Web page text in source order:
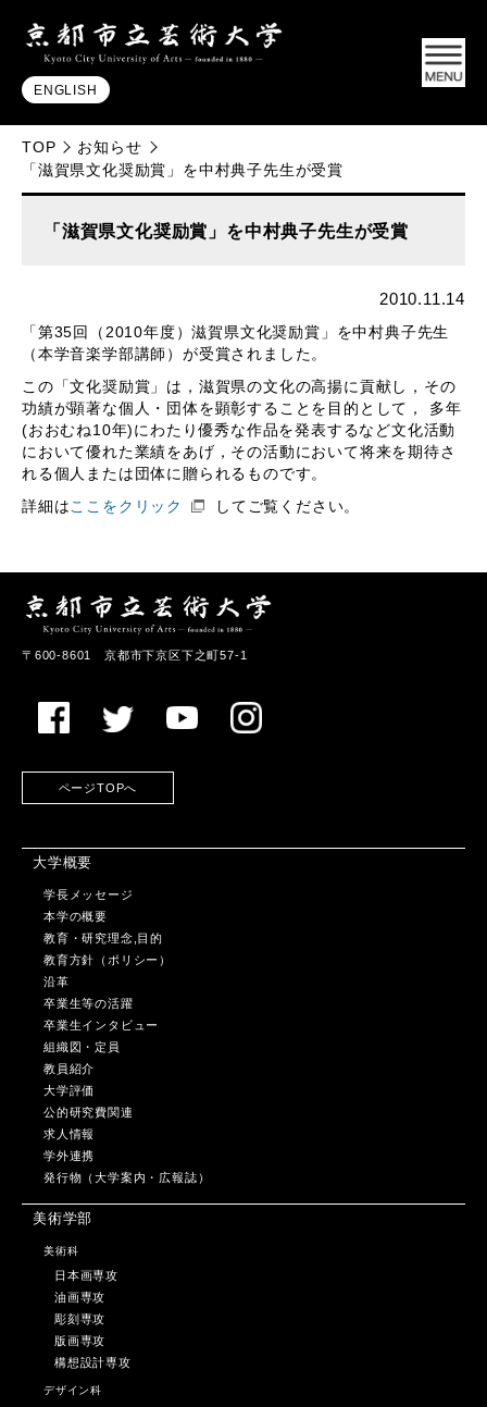
ENGLISH
TOP
お知らせ
「滋賀県文化奨励賞」を中村典子先生が受賞
「滋賀県文化奨励賞」を中村典子先生が受賞
2010.11.14
「第35回（2010年度）滋賀県文化奨励賞」を中村典子先生
（本学音楽学部講師）が受賞されました。
この「文化奨励賞」は，滋賀県の文化の高揚に貢献し，その
功績が顕著な個人・団体を顕彰することを目的として， 多年
(おおむね10年)にわたり優秀な作品を発表するなど文化活動
において優れた業績をあげ，その活動において将来を期待さ
れる個人または団体に贈られるものです。
詳細はここをクリック してご覧ください。
〒600-8601 京都市下京区下之町57-1
ページTOPへ
大学概要
学長メッセージ
本学の概要
教育・研究理念,目的
教育方針（ポリシー）
沿革
卒業生等の活躍
卒業生インタビュー
組織図・定員
教員紹介
大学評価
公的研究費関連
求人情報
学外連携
発行物（大学案内・広報誌）
美術学部
美術科
日本画専攻
油画専攻
彫刻専攻
版画専攻
構想設計専攻
デザイン科